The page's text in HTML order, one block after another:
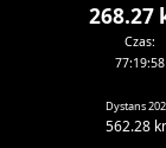
268.27
Czas:
77:19:58
Dystans
562.28